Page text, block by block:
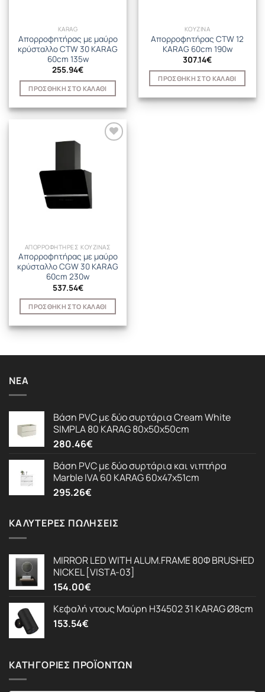
KARAG
Απορροφητήρας με μαύρο
κρύσταλλο CTW 30 KARAG
60cm 135w
255.94€
ΠΡΟΣΘΉΚΗ ΣΤΟ ΚΑΛΆΘΙ
ΚΟΥΖΙΝΑ
Απορροφητήρας CTW 12
KARAG 60cm 190w
307.14€
ΠΡΟΣΘΉΚΗ ΣΤΟ ΚΑΛΆΘΙ
ΑΠΟΡΡΟΦΗΤΗΡΕΣ ΚΟΥΖΙΝΑΣ
Απορροφητήρας με μαύρο
κρύσταλλο CGW 30 KARAG
60cm 230w
537.54€
ΠΡΟΣΘΉΚΗ ΣΤΟ ΚΑΛΆΘΙ
ΝΈΑ
Βάση PVC με δύο συρτάρια Cream White
SIMPLA 80 KARAG 80x50x50cm
280.46€
Βάση PVC με δύο συρτάρια και νιπτήρα
Marble IVA 60 KARAG 60x47x51cm
295.26€
ΚΑΛΎΤΕΡΕΣ ΠΩΛΉΣΕΙΣ
MIRROR LED WITH ALUM.FRAME 80Φ BRUSHED
NICKEL [VISTA-03]
154.00€
Κεφαλή ντους Μαύρη H34502 31 KARAG Ø8cm
153.54€
ΚΑΤΗΓΟΡΊΕΣ ΠΡΟΪΌΝΤΩΝ